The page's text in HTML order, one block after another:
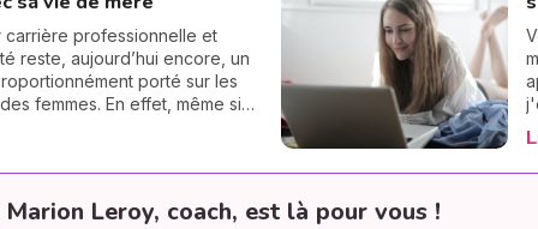
quelques années. Dans
où tout défile si vite, c’est
à contre-courant.
et pourquoi lever le pied sur
? Aller, c’est parti (tout
carrière professionnelle et
reste, aujourd’hui encore, un
porté sur les
femmes. En effet, même si
social évolue, dans les faits,
mentale – cette orchestration
quotidien domestique et
encore très
sur les mères. Entre les
Marion Leroy, coach, est là pour vous !